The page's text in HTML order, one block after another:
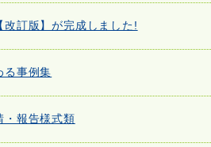
訂版】が完成しました!
る事例集
・報告様式類